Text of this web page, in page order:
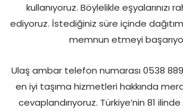
kullanıyoruz. Böylelikle eşyalarınızı
ediyoruz. İstediğiniz süre içinde
memnun etmeyi
Ulaş ambar telefon numarası 0538
en iyi taşıma hizmetleri hakkında
cevaplandırıyoruz. Türkiye’nin 81